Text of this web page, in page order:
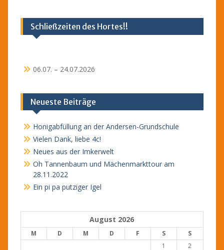
Schließzeiten des Hortes!!
06.07. – 24.07.2026
Neueste Beiträge
Honigabfüllung an der Andersen-Grundschule
Vielen Dank, liebe 4c!
Neues aus der Imkerwelt
Oh Tannenbaum und Mächenmarkttour am
28.11.2022
Ein pi pa putziger Igel
August 2026
M D M D F S
S
1
2